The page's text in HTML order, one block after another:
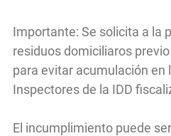
Importante: Se solicita a la
residuos domiciliaros
para evitar acumulación en
Inspectores de la IDD
El incumplimiento puede